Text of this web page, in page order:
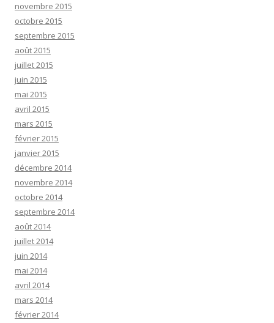
novembre 2015
octobre 2015
septembre 2015
août 2015
juillet 2015
juin 2015
mai 2015
avril 2015
mars 2015
février 2015
janvier 2015
décembre 2014
novembre 2014
octobre 2014
septembre 2014
août 2014
juillet 2014
juin 2014
mai 2014
avril 2014
mars 2014
février 2014